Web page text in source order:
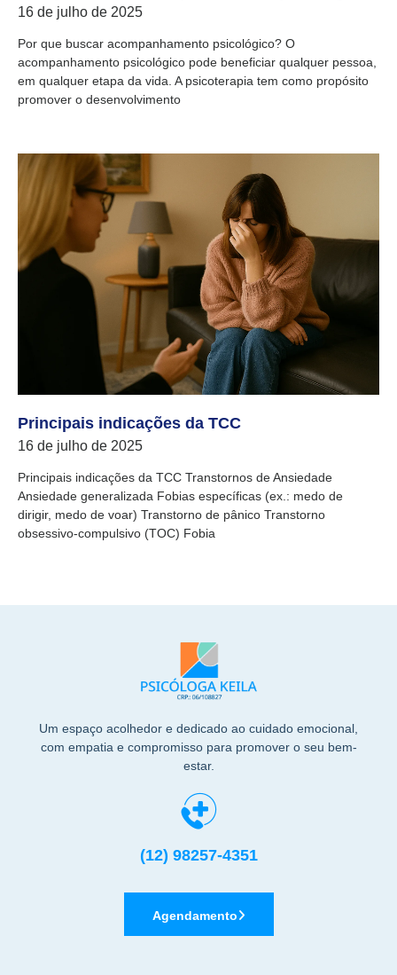
16 de julho de 2025
Por que buscar acompanhamento psicológico? O
acompanhamento psicológico pode beneficiar qualquer pessoa,
em qualquer etapa da vida. A psicoterapia tem como propósito
promover o desenvolvimento
Principais indicações da TCC
16 de julho de 2025
Principais indicações da TCC Transtornos de Ansiedade
Ansiedade generalizada Fobias específicas (ex.: medo de
dirigir, medo de voar) Transtorno de pânico Transtorno
obsessivo-compulsivo (TOC) Fobia
Um espaço acolhedor e dedicado ao cuidado emocional,
com empatia e compromisso para promover o seu bem-
estar.
(12) 98257-4351
Agendamento